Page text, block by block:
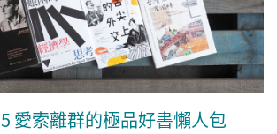
愛索離群的極品好書懶人包